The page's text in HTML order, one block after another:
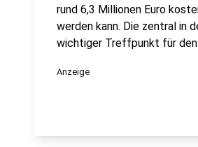
rund 6,3 Millionen Euro
werden kann. Die zentral in
wichtiger Treffpunkt für den
Anzeige